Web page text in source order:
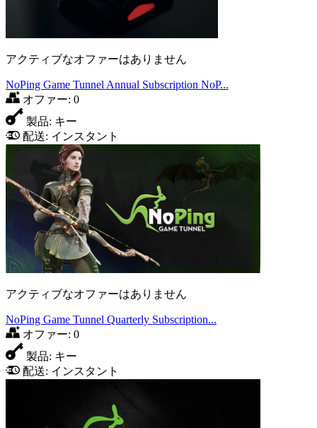
アクティブなオファーはありません
NoPing Game Tunnel Annual Subscription NoP...
オファー: 0
製品: キー
配送: インスタント
アクティブなオファーはありません
NoPing Game Tunnel Quarterly Subscription...
オファー: 0
製品: キー
配送: インスタント